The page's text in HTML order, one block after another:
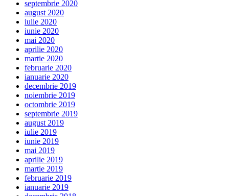
septembrie 2020
august 2020
iulie 2020
iunie 2020
mai 2020
aprilie 2020
martie 2020
februarie 2020
ianuarie 2020
decembrie 2019
noiembrie 2019
octombrie 2019
septembrie 2019
august 2019
iulie 2019
iunie 2019
mai 2019
aprilie 2019
martie 2019
februarie 2019
ianuarie 2019